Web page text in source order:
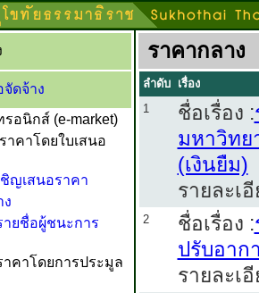
ดจ้าง
อนิกส์ (e-market)
คาโดยใบเสนอ
เสนอราคา
ชื่อผู้ชนะการ
คาโดยการประมูล
ราคากลาง
ลำดับ
เรื่อง
1
ชื่อเรื่อง :
มหาวิทย
(เงินยืม)
รายละเ
2 ชื่อเรื่อง :
ปรับอาก
รายละเ